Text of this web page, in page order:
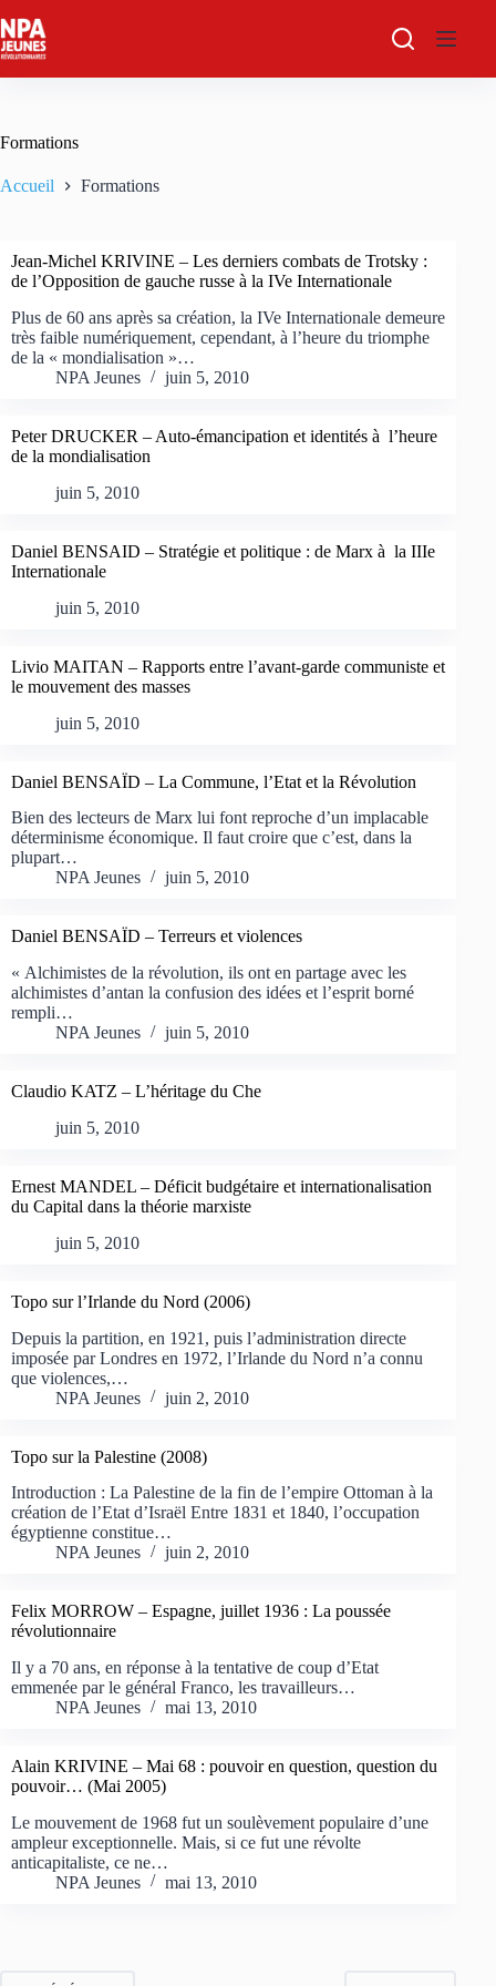
au
contenu
Formations
Accueil Formations
Jean-Michel KRIVINE – Les derniers combats de Trotsky :
de l’Opposition de gauche russe à la IVe Internationale
Plus de 60 ans après sa création, la IVe Internationale demeure
très faible numériquement, cependant, à l’heure du triomphe
de la « mondialisation »…
NPA Jeunes
juin 5, 2010
Peter DRUCKER – Auto-émancipation et identités à l’heure
de la mondialisation
juin 5, 2010
Daniel BENSAID – Stratégie et politique : de Marx à la IIIe
Internationale
juin 5, 2010
Livio MAITAN – Rapports entre l’avant-garde communiste et
le mouvement des masses
juin 5, 2010
Daniel BENSAÏD – La Commune, l’Etat et la Révolution
Bien des lecteurs de Marx lui font reproche d’un implacable
déterminisme économique. Il faut croire que c’est, dans la
plupart…
NPA Jeunes
juin 5, 2010
Daniel BENSAÏD – Terreurs et violences
« Alchimistes de la révolution, ils ont en partage avec les
alchimistes d’antan la confusion des idées et l’esprit borné
rempli…
NPA Jeunes
juin 5, 2010
Claudio KATZ – L’héritage du Che
juin 5, 2010
Ernest MANDEL – Déficit budgétaire et internationalisation
du Capital dans la théorie marxiste
juin 5, 2010
Topo sur l’Irlande du Nord (2006)
Depuis la partition, en 1921, puis l’administration directe
imposée par Londres en 1972, l’Irlande du Nord n’a connu
que violences,…
NPA Jeunes
juin 2, 2010
Topo sur la Palestine (2008)
Introduction : La Palestine de la fin de l’empire Ottoman à la
création de l’Etat d’Israël Entre 1831 et 1840, l’occupation
égyptienne constitue…
NPA Jeunes
juin 2, 2010
Felix MORROW – Espagne, juillet 1936 : La poussée
révolutionnaire
Il y a 70 ans, en réponse à la tentative de coup d’Etat
emmenée par le général Franco, les travailleurs…
NPA Jeunes
mai 13, 2010
Alain KRIVINE – Mai 68 : pouvoir en question, question du
pouvoir… (Mai 2005)
Le mouvement de 1968 fut un soulèvement populaire d’une
ampleur exceptionnelle. Mais, si ce fut une révolte
anticapitaliste, ce ne…
NPA Jeunes
mai 13, 2010